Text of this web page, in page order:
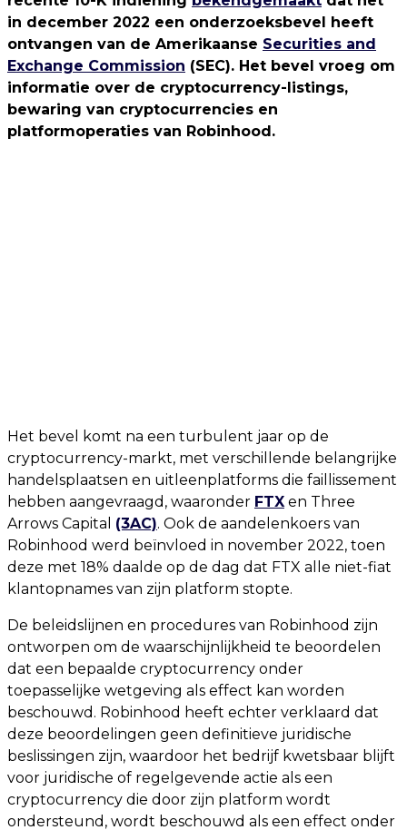
in december 2022 een onderzoeksbevel heeft
ontvangen van de Amerikaanse Securities and
Exchange Commission (SEC). Het bevel vroeg om
informatie over de cryptocurrency-listings,
bewaring van cryptocurrencies en
platformoperaties van Robinhood.
Het bevel komt na een turbulent jaar op de
cryptocurrency-markt, met verschillende belangrijke
handelsplaatsen en uitleenplatforms die faillissement
hebben aangevraagd, waaronder FTX en Three
Arrows Capital (3AC). Ook de aandelenkoers van
Robinhood werd beïnvloed in november 2022, toen
deze met 18% daalde op de dag dat FTX alle niet-fiat
klantopnames van zijn platform stopte.
De beleidslijnen en procedures van Robinhood zijn
ontworpen om de waarschijnlijkheid te beoordelen
dat een bepaalde cryptocurrency onder
toepasselijke wetgeving als effect kan worden
beschouwd. Robinhood heeft echter verklaard dat
deze beoordelingen geen definitieve juridische
beslissingen zijn, waardoor het bedrijf kwetsbaar blijft
voor juridische of regelgevende actie als een
cryptocurrency die door zijn platform wordt
ondersteund, wordt beschouwd als een effect onder